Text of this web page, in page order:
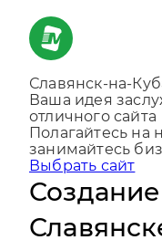
Славянск-на-
Ваша идея
отличного сайта
Создаем,
Выбрать сайт
Создание